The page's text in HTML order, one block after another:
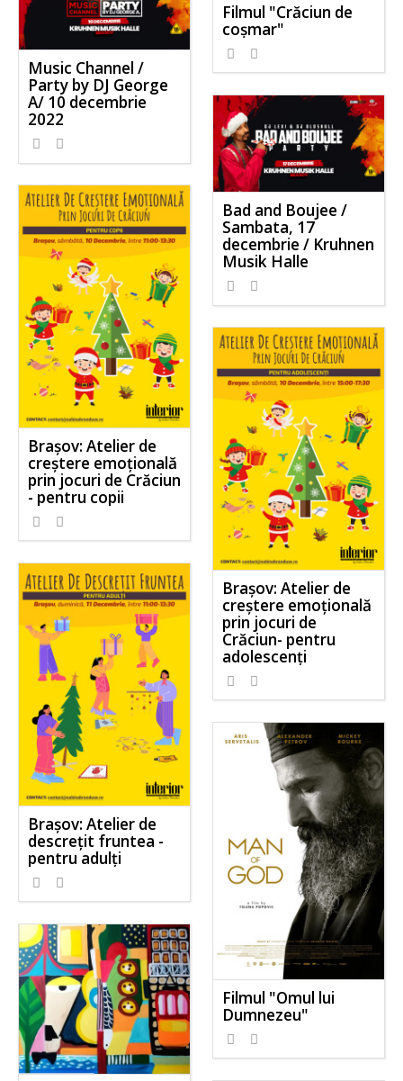
Filmul "Crăciun de
coșmar"
Music Channel /
Party by DJ George
A/ 10 decembrie
2022
Bad and Boujee /
Sambata, 17
decembrie / Kruhnen
Musik Halle
Brașov: Atelier de
creștere emoțională
prin jocuri de Crăciun
- pentru copii
Brașov: Atelier de
creștere emoțională
prin jocuri de
Crăciun- pentru
adolescenți
Brașov: Atelier de
descrețit fruntea -
pentru adulți
Filmul "Omul lui
Dumnezeu"